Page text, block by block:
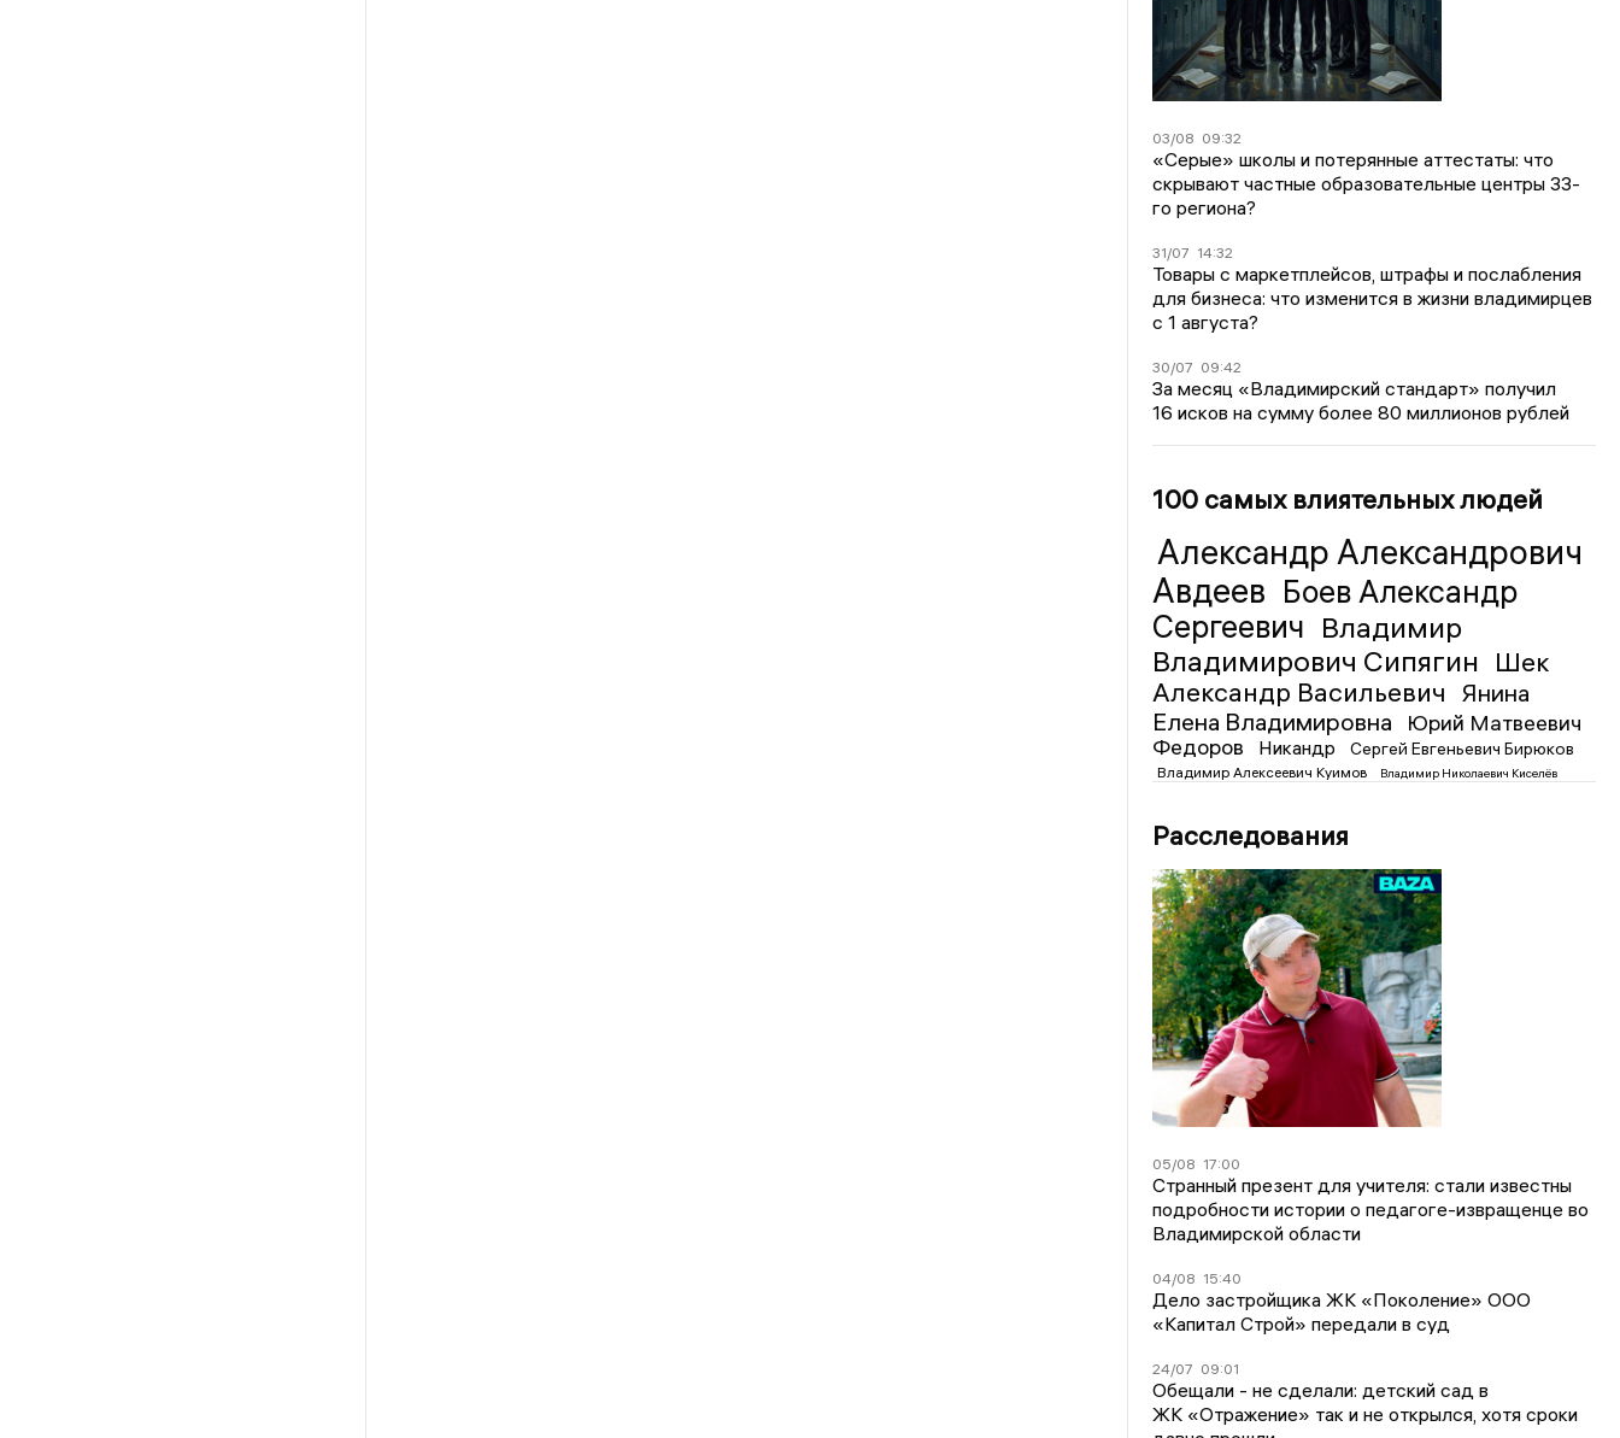
03/08 09:32
«Серые» школы и потерянные аттестаты: что
скрывают частные образовательные центры 33-
го региона?
31/07 14:32
Товары с маркетплейсов, штрафы и послабления
для бизнеса: что изменится в жизни владимирцев
с 1 августа?
30/07 09:42
За месяц «Владимирский стандарт» получил
16 исков на сумму более 80 миллионов рублей
100 самых влиятельных людей
Александр Александрович
Авдеев Боев Александр
Сергеевич Владимир
Владимирович Сипягин Шек
Александр Васильевич
Янина
Елена Владимировна
Юрий Матвеевич
Федоров
Никандр Сергей Евгеньевич Бирюков
Владимир Алексеевич Куимов Владимир Николаевич Киселёв
Расследования
05/08 17:00
Странный презент для учителя: стали известны
подробности истории о педагоге-извращенце во
Владимирской области
04/08 15:40
Дело застройщика ЖК «Поколение» ООО
«Капитал Строй» передали в суд
24/07 09:01
Обещали - не сделали: детский сад в
ЖК «Отражение» так и не открылся, хотя сроки